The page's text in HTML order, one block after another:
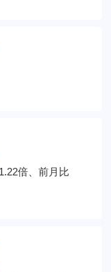
倍、前月比